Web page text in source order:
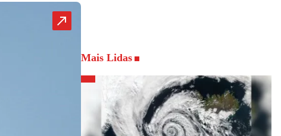
Mais Lidas